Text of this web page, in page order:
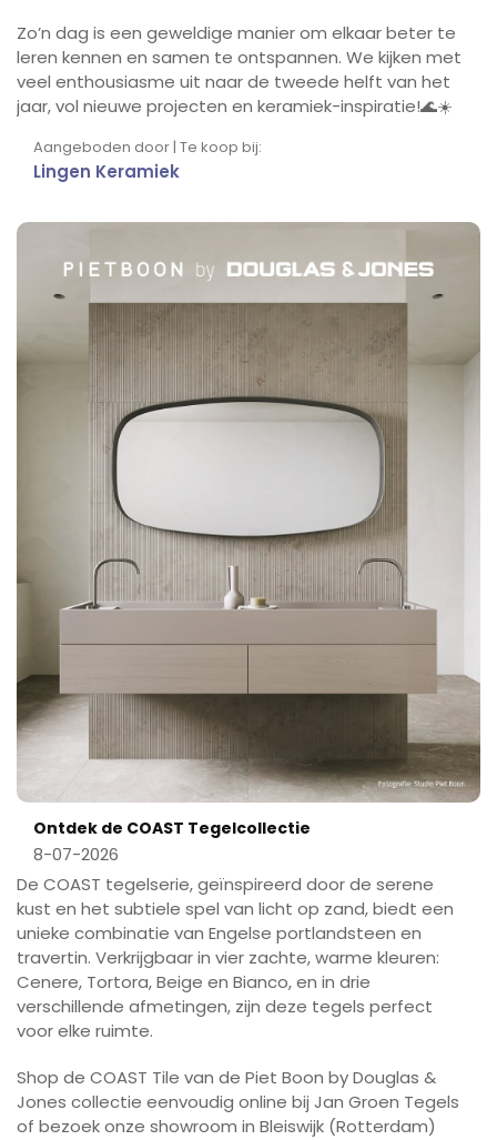
Zo’n dag is een geweldige manier om elkaar beter te
leren kennen en samen te ontspannen. We kijken met
veel enthousiasme uit naar de tweede helft van het
jaar, vol nieuwe projecten en keramiek-inspiratie!🌊☀️
Aangeboden door | Te koop bij:
Lingen Keramiek
Ontdek de COAST Tegelcollectie
8-07-2026
De COAST tegelserie, geïnspireerd door de serene
kust en het subtiele spel van licht op zand, biedt een
unieke combinatie van Engelse portlandsteen en
travertin. Verkrijgbaar in vier zachte, warme kleuren:
Cenere, Tortora, Beige en Bianco, en in drie
verschillende afmetingen, zijn deze tegels perfect
voor elke ruimte.
Shop de COAST Tile van de Piet Boon by Douglas &
Jones collectie eenvoudig online bij Jan Groen Tegels
of bezoek onze showroom in Bleiswijk (Rotterdam)